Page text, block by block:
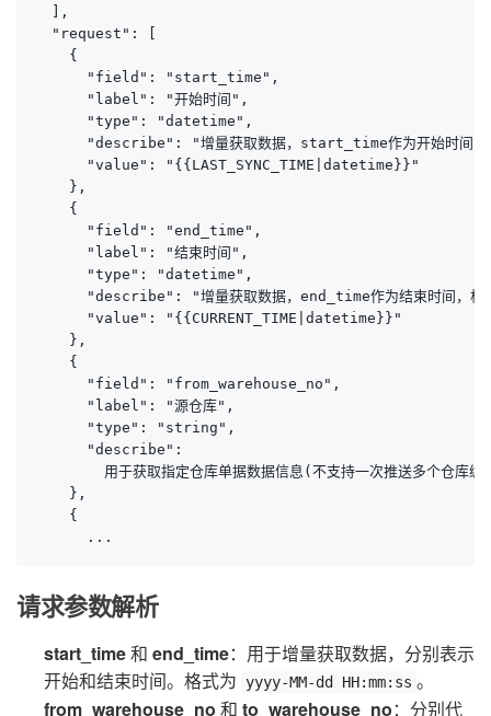
  ],
  "request": [
    {
      "field": "start_time",
      "label": "开始时间",
      "type": "datetime",
"describe": "增量获取数据，start_time作为开始时间
      "value": "{{LAST_SYNC_TIME|datetime}}"
    },
    {
      "field": "end_time",
      "label": "结束时间",
      "type": "datetime",
"describe": "增量获取数据，end_time作为结束时间，
      "value": "{{CURRENT_TIME|datetime}}"
    },
    {
      "field": "from_warehouse_no",
      "label": "源仓库",
      "type": "string",
      "describe":
用于获取指定仓库单据数据信息(不支持一次推送多个仓库编
    },
    {
      ...
请求参数解析
start_time和 end_time：用于增量获取数据，分别表示
开始和结束时间。格式为
yyyy-MM-dd HH:mm:ss 。
from_warehouse_no 和 to_warehouse_no：分别代